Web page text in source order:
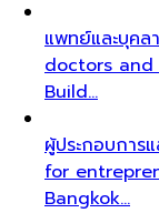
แพทย์และบุคล
doctors and
Build…
ผู้ประกอบการ
for
Bangkok…